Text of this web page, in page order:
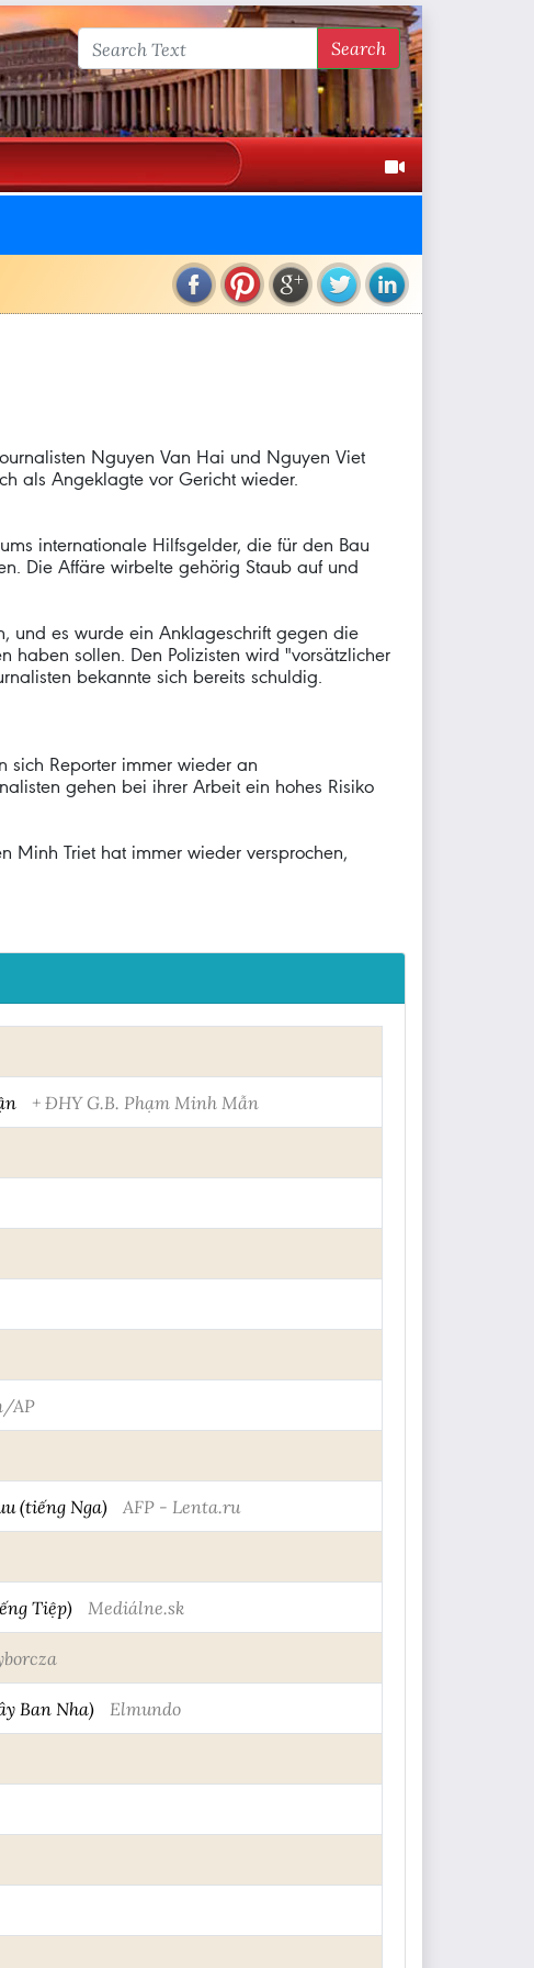
Search
Nguyen Van Hai und Nguyen Viet
als Angeklagte vor Gericht wieder.
internationale Hilfsgelder, die für den Bau
Die Affäre wirbelte gehörig Staub auf und
und es wurde ein Anklageschrift gegen die
haben sollen. Den Polizisten wird "vorsätzlicher
bekannte sich bereits schuldig.
sich Reporter immer wieder an
gehen bei ihrer Arbeit ein hohes Risiko
Minh Triet hat immer wieder versprochen,
+ ĐHY G.B. Phạm Minh Mẫn
AP
(tiếng Nga) AFP - Lenta.ru
Tiệp) Mediálne.sk
Ban Nha) Elmundo